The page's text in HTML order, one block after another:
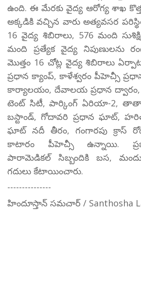
ఉంది. ఈ మేరకు వైద్య ఆరోగ్య శాఖ
అక్కడికి వచ్చిన వారు అత్యవసర
16 వైద్య శిబిరాలు, 576 మంది
మంది ప్రత్యేక వైద్య నిపుణులను
మొత్తం 16 చోట్ల వైద్య శిబిరాలు
ప్రధాన క్యాంప్, కాళేశ్వరం పీహెచ్సీ
కార్యాలయం, దేవాలయ ప్రధాన
టెంట్ సిటీ, పార్కింగ్ ఏరియా-2,
బస్టాండ్, గోదావరి ప్రధాన ఘాట్,
ఘాట్ నదీ తీరం, గంగారపు క్రాస్
కాటారం పీహెచ్సీ ఉన్నాయి.
పారామెడికల్ సిబ్బందికి బస,
గదులు కేటాయించారు.
---------------
హిందూస్తాన్ సమచార్ / Santhosha